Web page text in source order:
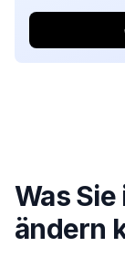
Was
ändern